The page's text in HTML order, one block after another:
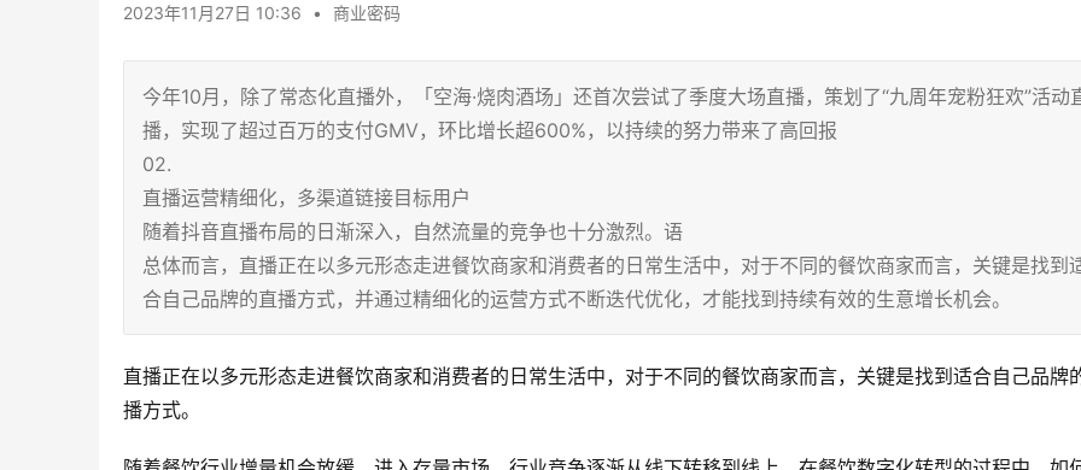
2023年11月27日 10:36 • 商业密码
今年10月，除了常态化直播外，「空海·烧肉酒场」还首次尝试了季度大场直播，策划了“九周年宠粉狂欢”活动
播，实现了超过百万的支付GMV，环比增长超600%，以持续的努力带来了高回报
02.
直播运营精细化，多渠道链接目标用户
随着抖音直播布局的日渐深入，自然流量的竞争也十分激烈。语
总体而言，直播正在以多元形态走进餐饮商家和消费者的日常生活中，对于不同的餐饮商家而言，关键是找到
合自己品牌的直播方式，并通过精细化的运营方式不断迭代优化，才能找到持续有效的生意增长机会。
直播正在以多元形态走进餐饮商家和消费者的日常生活中，对于不同的餐饮商家而言，关键是找到适合自己品牌
播方式。